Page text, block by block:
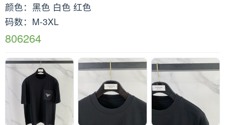
颜色：黑色 白色 红色
码数：M-3XL
806264